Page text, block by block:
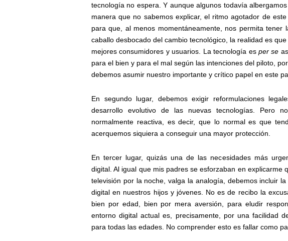
tecnología no espera. Y aunque algunos todavía
manera que no sabemos explicar, el ritmo agotador de
para que, al menos momentáneamente, nos permita tener
caballo desbocado del cambio tecnológico, la realidad es
mejores consumidores y usuarios. La tecnología es per se
para el bien y para el mal según las intenciones del piloto,
debemos asumir nuestro importante y crítico papel en este
En segundo lugar, debemos exigir reformulaciones
desarrollo evolutivo de las nuevas tecnologías. Pero
normalmente reactiva, es decir, que lo normal es que
acerquemos siquiera a conseguir una mayor protección.
En tercer lugar, quizás una de las necesidades más
digital. Al igual que mis padres se esforzaban en explicarme
televisión por la noche, valga la analogía, debemos incluir
digital en nuestros hijos y jóvenes. No es de recibo la
bien por edad, bien por mera aversión, para eludir
entorno digital actual es, precisamente, por una facilidad
para todas las edades. No comprender esto es fallar como